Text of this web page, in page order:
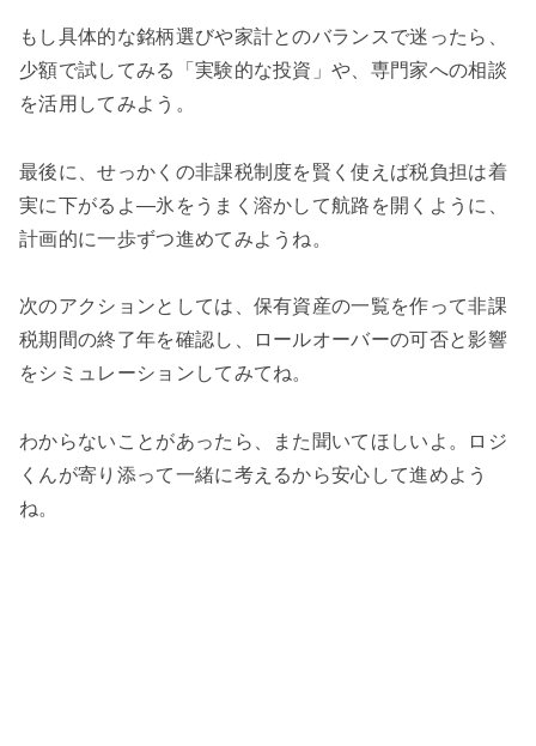
もし具体的な銘柄選びや家計とのバランスで迷ったら、
少額で試してみる「実験的な投資」や、専門家への相談
を活用してみよう。
最後に、せっかくの非課税制度を賢く使えば税負担は着
実に下がるよ—氷をうまく溶かして航路を開くように、
計画的に一歩ずつ進めてみようね。
次のアクションとしては、保有資産の一覧を作って非課
税期間の終了年を確認し、ロールオーバーの可否と影響
をシミュレーションしてみてね。
わからないことがあったら、また聞いてほしいよ。ロジ
くんが寄り添って一緒に考えるから安心して進めよう
ね。